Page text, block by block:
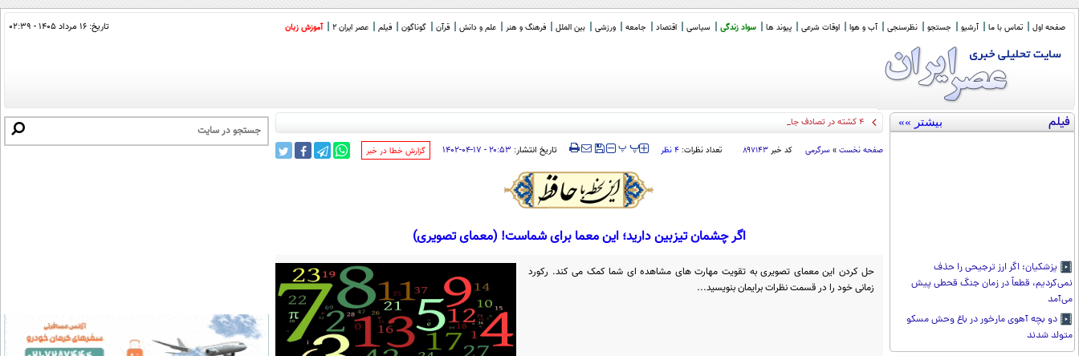
صفحه اول تماس با ما آرشیو جستجو نظرسنجی آب و هوا اوقات شرعی پیوند ها سواد زندگی سیاسی اقتصاد جامعه ورزشی بین الملل فرهنگ و هنر علم و دانش قرآن گوناگون فیلم عصر ایران 2 آموزش زبان تاریخ: ۱۶ مرداد ۱۴۰۵ - ۰۲:۳۹
فیلم بیشتر »»
پزشکیان: اگر ارز ترجیحی را حذف
نمی‌کردیم، قطعاً در زمان جنگ قحطی پیش
می‌آمد
دو بچه آهوی مارخور در باغ وحش مسکو
متولد شدند
۴ کشته در تصادف جاده اهواز خرمشهر
صفحه نخست » سرگرمی کد خبر ۸۹۷۱۴۳ تعداد نظرات: ۴ نظر ‍‍‍ پپ تاریخ انتشار: ۲۰:۵۳ - ۱۷-۰۴-۱۴۰۲ ‌گزارش خطا در خبر
اگر چشمان تیزبین دارید؛ این معما برای شماست! (معمای تصویری)
حل کردن این معمای تصویری به تقویت مهارت های مشاهده ای شما کمک می کند. رکورد
زمانی خود را در قسمت نظرات برایمان بنویسید...